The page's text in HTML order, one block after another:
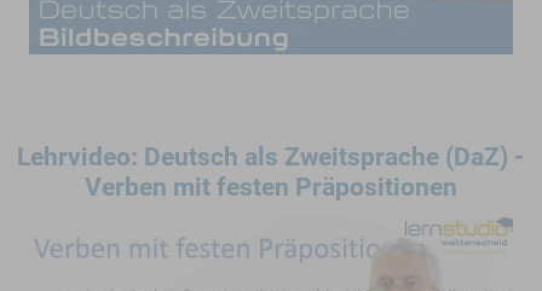
Lehrvideo: Deutsch als Zweitsprache (DaZ) -
Verben mit festen Präpositionen